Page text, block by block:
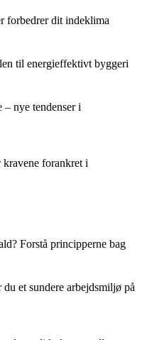
forbedrer dit indeklima
til energieffektivt byggeri
nye tendenser i
kravene forankret i
Forstå principperne bag
et sundere arbejdsmiljø på